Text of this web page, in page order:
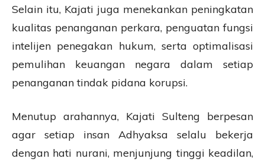
Selain itu, Kajati juga menekankan peningkatan
kualitas penanganan perkara, penguatan fungsi
intelijen penegakan hukum, serta optimalisasi
pemulihan keuangan negara dalam setiap
penanganan tindak pidana korupsi.
Menutup arahannya, Kajati Sulteng berpesan
agar setiap insan Adhyaksa selalu bekerja
dengan hati nurani, menjunjung tinggi keadilan,